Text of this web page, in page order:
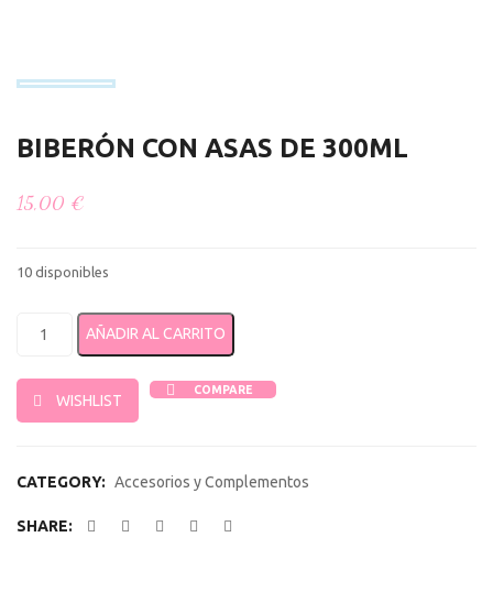
BIBERÓN CON ASAS DE 300ML
15,00 €
10 disponibles
Biberón con Asas de 300ml cantidad
AÑADIR AL CARRITO
WISHLIST
COMPARE
CATEGORY: Accesorios y Complementos
SHARE: